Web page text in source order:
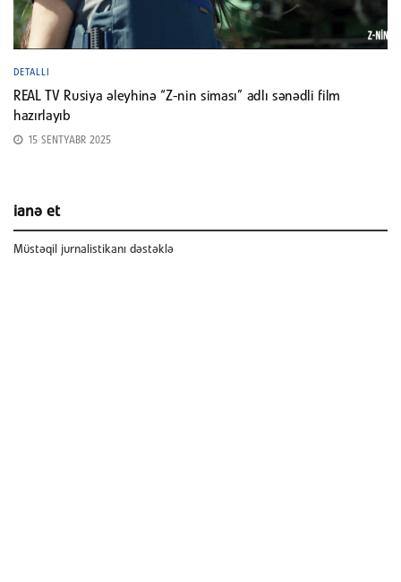
DETALLI
REAL TV Rusiya əleyhinə “Z-nin siması” adlı sənədli film
hazırlayıb
15 SENTYABR 2025
ianə et
Müstəqil jurnalistikanı dəstəklə